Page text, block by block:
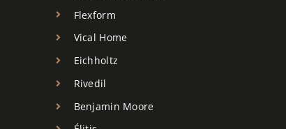
Flexform
Vical Home
Eichholtz
Rivedil
Benjamin Moore